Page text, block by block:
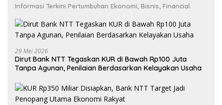
Informasi Terkini Pertumbuhan Ekonomi, Bisnis, Financial.
29 Mei 2026
Dirut Bank NTT Tegaskan KUR di Bawah Rp100 Juta
Tanpa Agunan, Penilaian Berdasarkan Kelayakan Usaha